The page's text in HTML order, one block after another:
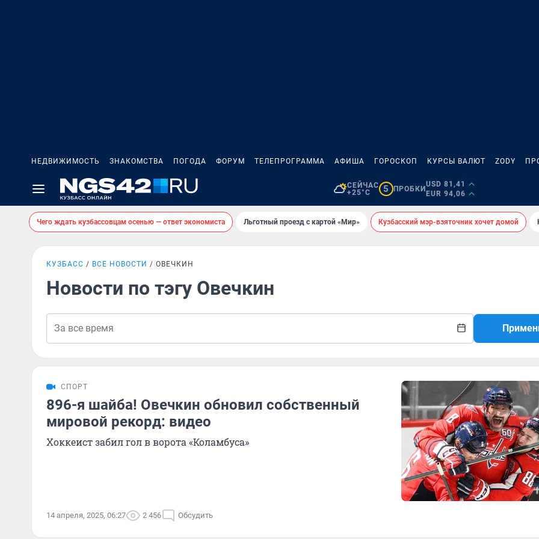
НЕДВИЖИМОСТЬ ЗНАКОМСТВА ПОГОДА ФОРУМ ТЕЛЕПРОГРАММА АФИША ГОРОСКОП КУРСЫ ВАЛЮТ ZODY
СЕЙЧАС
+25°C
5 ПРОБКИ
USD 81,41
EUR 94,06
Чего ждать кузбассовцам осенью — ответ экономиста Льготный проезд с картой «Мир» Кузбасский мэр-взяточник хочет домой
КУЗБАСС ВСЕ НОВОСТИ ОВЕЧКИН
Новости по тэгу Овечкин
СПОРТ
896-я шайба! Овечкин обновил собственный
мировой рекорд: видео
Хоккеист забил гол в ворота «Коламбуса»
14 апреля, 2025, 06:27 2 456 Обсудить